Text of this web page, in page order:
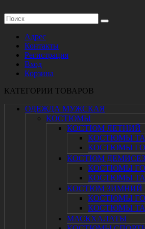
Адрес
Контакты
Регистрация
Вход
Корзина
КАТЕГОРИИ ТОВАРОВ
ОДЕЖДА МУЖСКАЯ
КОСТЮМЫ
КОСТЮМ ЛЕТНИЙ
КОСТЮМЫ
КОСТЮМЫ
КОСТЮМ
КОСТЮМЫ
КОСТЮМЫ
КОСТЮМ ЗИМНИЙ
КОСТЮМЫ
КОСТЮМЫ
МАСКХАЛАТЫ